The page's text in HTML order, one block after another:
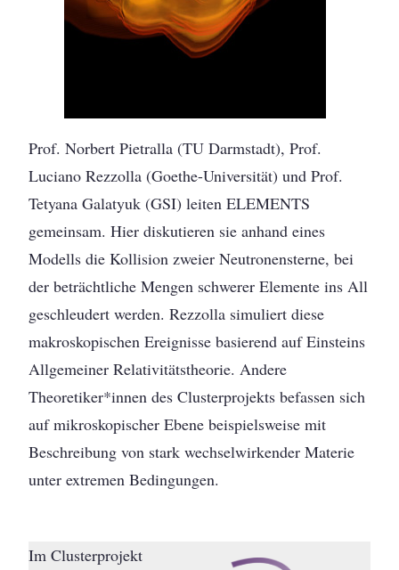
Prof. Norbert Pietralla (TU Darmstadt), Prof.
Luciano Rezzolla (Goethe-Universität) und Prof.
Tetyana Galatyuk (GSI) leiten ELEMENTS
gemeinsam. Hier diskutieren sie anhand eines
Modells die Kollision zweier Neutronensterne, bei
der beträchtliche Mengen schwerer Elemente ins All
geschleudert werden. Rezzolla simuliert diese
makroskopischen Ereignisse basierend auf Einsteins
Allgemeiner Relativitätstheorie. Andere
Theoretiker*innen des Clusterprojekts befassen sich
auf mikroskopischer Ebene beispielsweise mit
Beschreibung von stark wechselwirkender Materie
unter extremen Bedingungen.
Im Clusterprojekt